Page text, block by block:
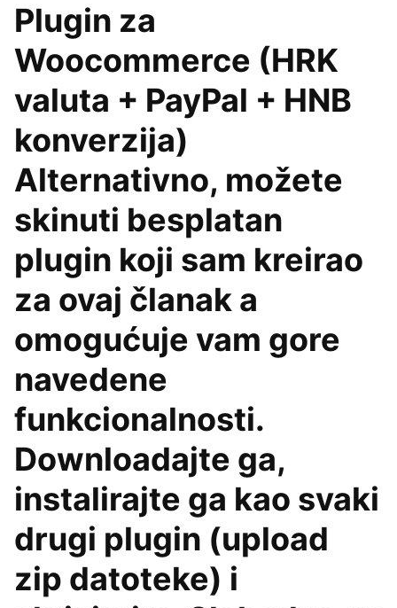
Plugin za
Woocommerce (HRK
valuta + PayPal + HNB
konverzija)
Alternativno, možete
skinuti besplatan
plugin koji sam kreirao
za ovaj članak a
omogućuje vam gore
navedene
funkcionalnosti.
Downloadajte ga,
instalirajte ga kao svaki
drugi plugin (upload
zip datoteke) i